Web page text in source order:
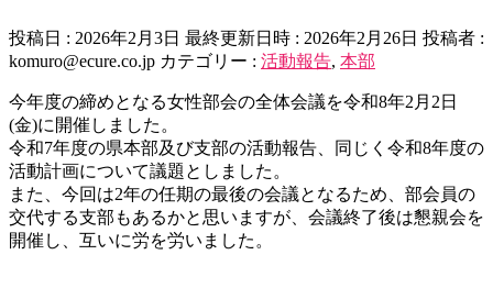
投稿日 : 2026年2月3日 最終更新日時 : 2026年2月26日 投稿者 :
komuro@ecure.co.jp カテゴリー : 活動報告, 本部
今年度の締めとなる女性部会の全体会議を令和8年2月2日
(金)に開催しました。
令和7年度の県本部及び支部の活動報告、同じく令和8年度の
活動計画について議題としました。
また、今回は2年の任期の最後の会議となるため、部会員の
交代する支部もあるかと思いますが、会議終了後は懇親会を
開催し、互いに労を労いました。